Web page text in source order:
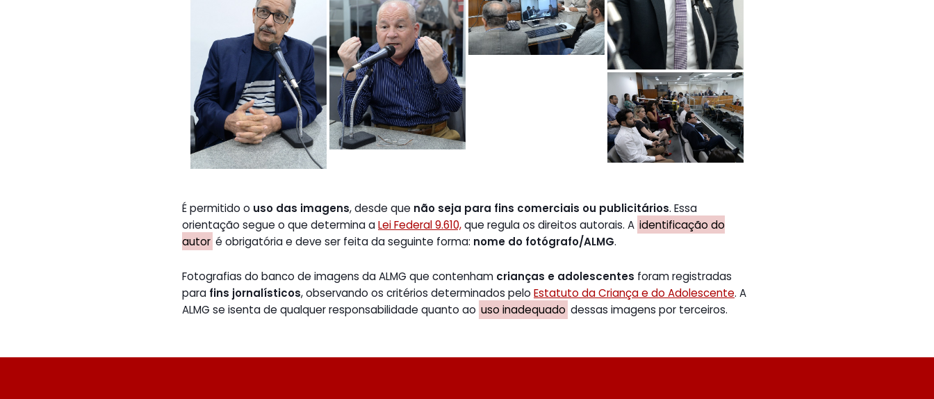
É permitido o uso das imagens, desde que não seja para fins comerciais ou publicitários. Essa
orientação segue o que determina aLei Federal 9.610,que regula os direitos autorais. A identificação do
autor é obrigatória e deve ser feita da seguinte forma: nome do fotógrafo/ALMG.
Fotografias do banco de imagens da ALMG que contenham crianças e adolescentes foram registradas
para fins jornalísticos, observando os critérios determinados pelo Estatuto da Criança e do Adolescente. A
ALMG se isenta de qualquer responsabilidade quanto ao uso inadequado dessas imagens por terceiros.